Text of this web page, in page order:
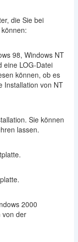
die Sie bei
98, Windows NT
eine LOG-Datei
können, ob es
Installation von NT
Sie können
lassen.
2000
von der